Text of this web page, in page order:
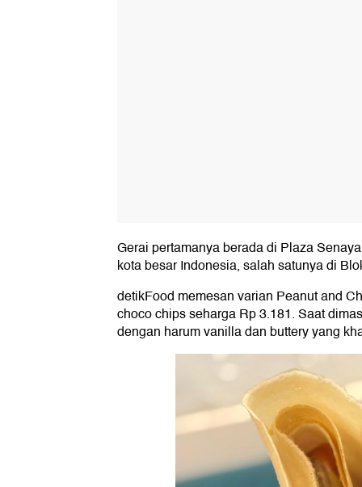
Gerai pertamanya berada di Plaza
kota besar Indonesia, salah satunya di
detikFood memesan varian Peanut and
choco chips seharga Rp 3.181. Saat
dengan harum vanilla dan buttery yang